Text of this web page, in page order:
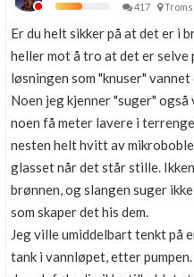
417
Troms
Er du helt sikker på at det er i
heller mot å tro at det er selve
løsningen som "knuser"
Noen jeg kjenner "suger"
noen få meter lavere i
nesten helt hvitt av
glasset når det står stille.
brønnen, og slangen suger
som skaper det his dem.
Jeg ville umiddelbart tenkt på
tank i vannløpet, etter